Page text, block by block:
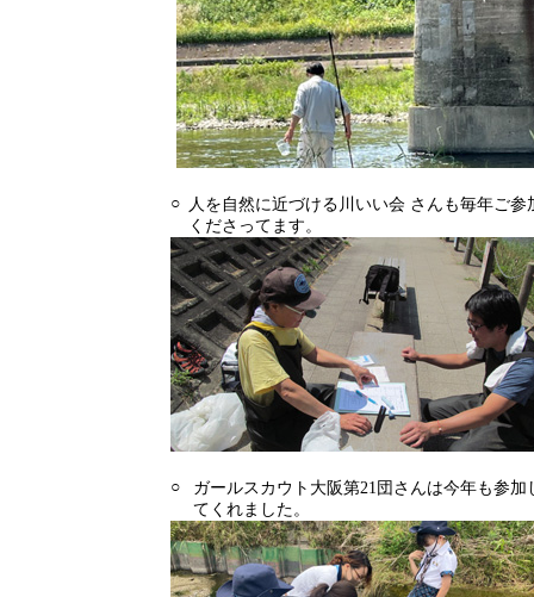
○ 人を自然に近づける川いい会 さんも毎年ご参
くださってます。
○
ガールスカウト大阪第21団さんは今年も参加
てくれました。